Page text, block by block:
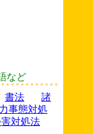
など
書法
諸
事態対処
対処法